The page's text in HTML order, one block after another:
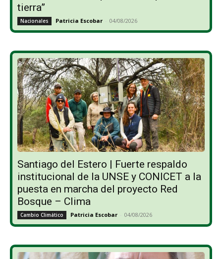
tierra”
Nacionales Patricia Escobar - 04/08/2026
Santiago del Estero | Fuerte respaldo
institucional de la UNSE y CONICET a la
puesta en marcha del proyecto Red
Bosque – Clima
Cambio Climático Patricia Escobar - 04/08/2026